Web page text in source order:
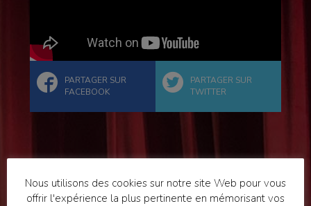
PARTAGER SUR
FACEBOOK
PARTAGER SUR
TWITTER
86VOTES
Nous utilisons des cookies sur notre site Web pour vous
offrir l'expérience la plus pertinente en mémorisant vos